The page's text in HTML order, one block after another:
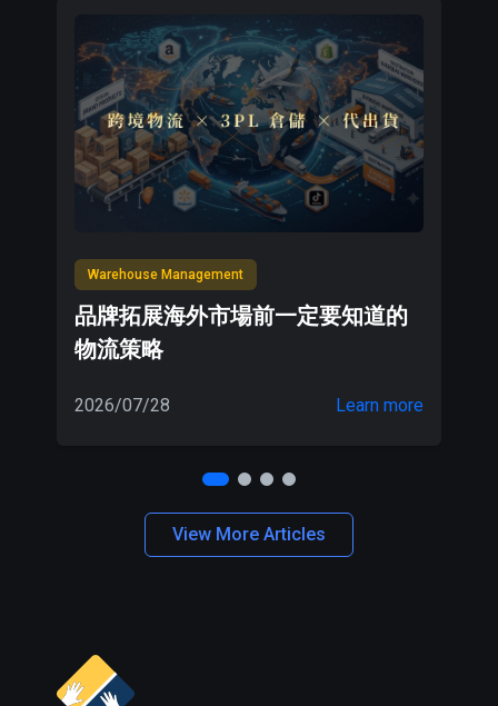
Warehouse Management
品牌拓展海外市場前一定要知道的
物流策略
2026/07/28 Learn more
View More Articles